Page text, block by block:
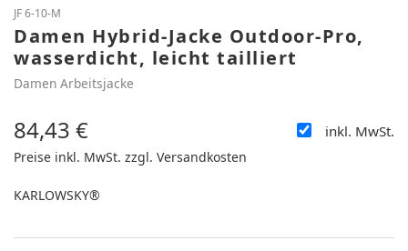
JF 6-10-M
Damen Hybrid-Jacke Outdoor-Pro,
wasserdicht, leicht tailliert
Damen Arbeitsjacke
Regulärer Preis:
84,43 € inkl. MwSt.
Preise inkl. MwSt. zzgl. Versandkosten
KARLOWSKY®